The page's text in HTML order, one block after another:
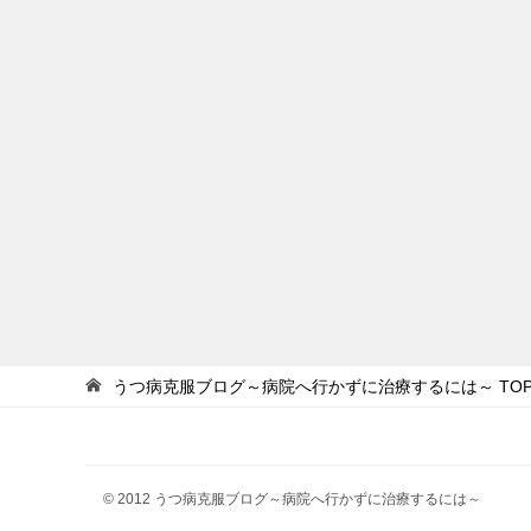
うつ病克服ブログ～病院へ行かずに治療するには～
© 2012 うつ病克服ブログ～病院へ行かずに治療するには～